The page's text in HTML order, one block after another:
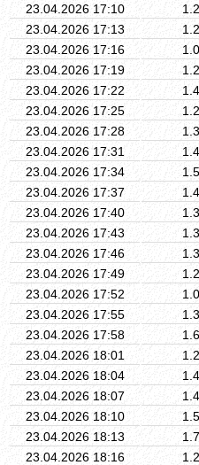
23.04.2026 17:10
1.2
23.04.2026 17:13
1.2
23.04.2026 17:16
1.0
23.04.2026 17:19
1.2
23.04.2026 17:22
1.4
23.04.2026 17:25
1.2
23.04.2026 17:28
1.3
23.04.2026 17:31
1.4
23.04.2026 17:34
1.5
23.04.2026 17:37
1.4
23.04.2026 17:40
1.3
23.04.2026 17:43
1.3
23.04.2026 17:46
1.3
23.04.2026 17:49
1.2
23.04.2026 17:52
1.0
23.04.2026 17:55
1.3
23.04.2026 17:58
1.6
23.04.2026 18:01
1.2
23.04.2026 18:04
1.4
23.04.2026 18:07
1.4
23.04.2026 18:10
1.5
23.04.2026 18:13
1.7
23.04.2026 18:16
1.2